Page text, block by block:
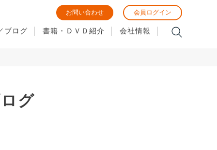
会員ログイン
お問い合わせ
ブログ 書籍・ＤＶＤ紹介 会社情報
グ